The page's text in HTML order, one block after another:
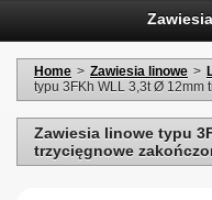
Home > Zawiesia linowe >
typu 3FKh WLL 3,3t Ø 12mm
Zawiesia linowe typu
trzycięgnowe